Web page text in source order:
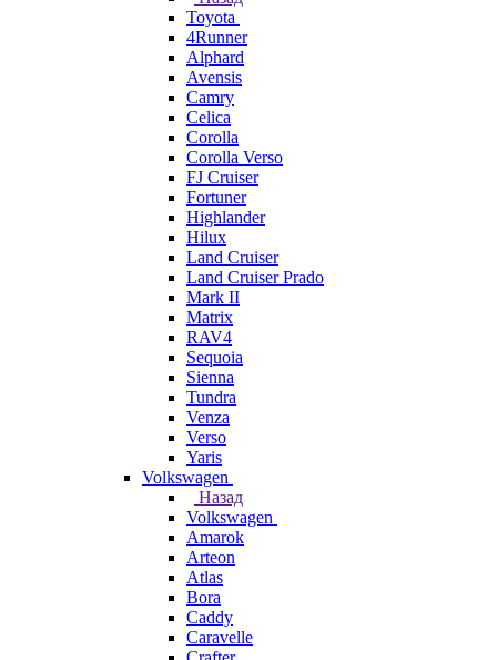
Toyota
4Runner
Alphard
Avensis
Camry
Celica
Corolla
Corolla Verso
FJ Cruiser
Fortuner
Highlander
Hilux
Land Cruiser
Land Cruiser Prado
Mark II
Matrix
RAV4
Sequoia
Sienna
Tundra
Venza
Verso
Yaris
Volkswagen
Назад
Volkswagen
Amarok
Arteon
Atlas
Bora
Caddy
Caravelle